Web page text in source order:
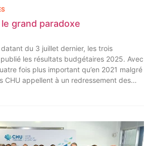
grand paradoxe
du 3 juillet dernier, les trois
les résultats budgétaires 2025. Avec
fois plus important qu’en 2021 malgré
CHU appellent à un redressement des